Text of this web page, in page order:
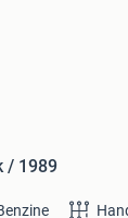
/ 1989